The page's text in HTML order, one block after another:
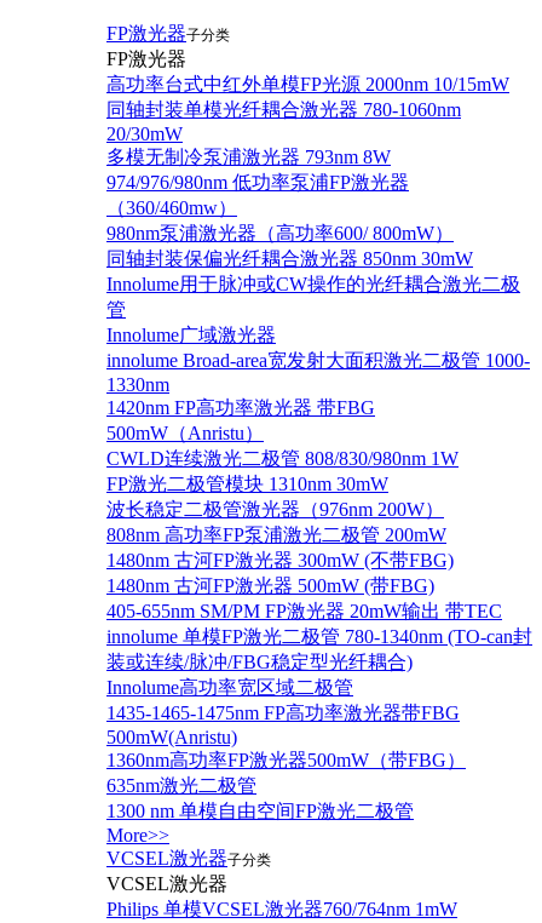
FP激光器子分类
FP激光器
高功率台式中红外单模FP光源 2000nm 10/15mW
同轴封装单模光纤耦合激光器 780-1060nm
20/30mW
多模无制冷泵浦激光器 793nm 8W
974/976/980nm 低功率泵浦FP激光器
（360/460mw）
980nm泵浦激光器（高功率600/ 800mW）
同轴封装保偏光纤耦合激光器 850nm 30mW
Innolume用于脉冲或CW操作的光纤耦合激光二极
管
Innolume广域激光器
innolume Broad-area宽发射大面积激光二极管 1000-
1330nm
1420nm FP高功率激光器 带FBG
500mW（Anristu）
CWLD连续激光二极管 808/830/980nm 1W
FP激光二极管模块 1310nm 30mW
波长稳定二极管激光器（976nm 200W）
808nm 高功率FP泵浦激光二极管 200mW
1480nm 古河FP激光器 300mW (不带FBG)
1480nm 古河FP激光器 500mW (带FBG)
405-655nm SM/PM FP激光器 20mW输出 带TEC
innolume 单模FP激光二极管 780-1340nm (TO-can封
装或连续/脉冲/FBG稳定型光纤耦合)
Innolume高功率宽区域二极管
1435-1465-1475nm FP高功率激光器带FBG
500mW(Anristu)
1360nm高功率FP激光器500mW（带FBG）
635nm激光二极管
1300 nm 单模自由空间FP激光二极管
More>>
VCSEL激光器子分类
VCSEL激光器
Philips 单模VCSEL激光器760/764nm 1mW